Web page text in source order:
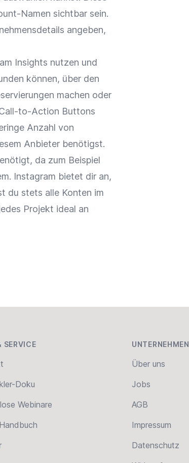
Namen sichtbar sein.
angeben,
Insights nutzen und
können, über den
machen oder
to-Action Buttons
Anzahl von
Anbieter benötigst.
da zum Beispiel
Instagram bietet dir an,
du stets alle Konten im
Projekt ideal an
SERVICE
Doku
Webinare
UNTERNEHMEN
Über uns
Jobs
AGB
Impressum
Datenschutz